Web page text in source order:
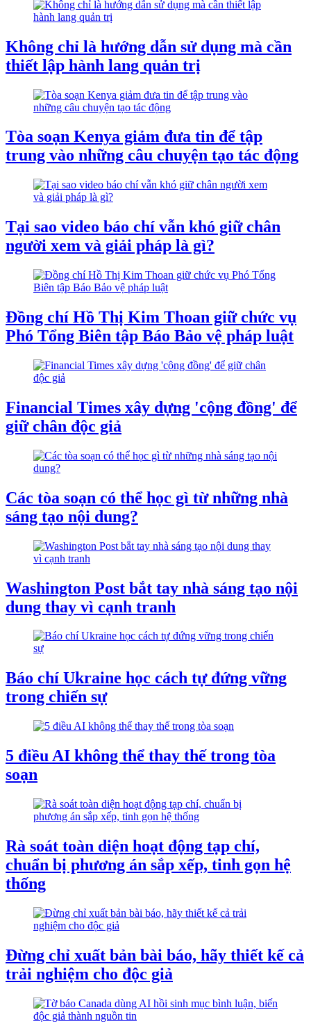
Không chỉ là hướng dẫn sử dụng mà cần
thiết lập hành lang quản trị
Tòa soạn Kenya giảm đưa tin để tập
trung vào những câu chuyện tạo tác động
Tại sao video báo chí vẫn khó giữ chân
người xem và giải pháp là gì?
Đồng chí Hồ Thị Kim Thoan giữ chức vụ
Phó Tổng Biên tập Báo Bảo vệ pháp luật
Financial Times xây dựng 'cộng đồng' để
giữ chân độc giả
Các tòa soạn có thể học gì từ những nhà
sáng tạo nội dung?
Washington Post bắt tay nhà sáng tạo nội
dung thay vì cạnh tranh
Báo chí Ukraine học cách tự đứng vững
trong chiến sự
5 điều AI không thể thay thế trong tòa
soạn
Rà soát toàn diện hoạt động tạp chí,
chuẩn bị phương án sắp xếp, tinh gọn hệ
thống
Đừng chỉ xuất bản bài báo, hãy thiết kế cả
trải nghiệm cho độc giả